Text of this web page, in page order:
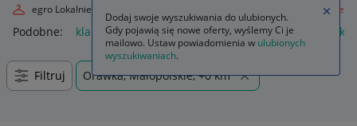
Allegro Lokalnie Męskie
Podobne: klapki męskie bokserki męskie kąpielówki męskie
Filtruj Orawka, Małopolskie, +0 km
Dodaj swoje wyszukiwania do ulubionych.
Gdy pojawią się nowe oferty, wyślemy Ci je
mailowo. Ustaw powiadomienia w ulubionych
wyszukiwaniach.